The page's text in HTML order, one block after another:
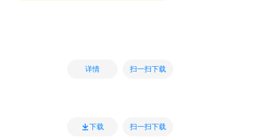
详情 扫一扫下载
下载 扫一扫下载